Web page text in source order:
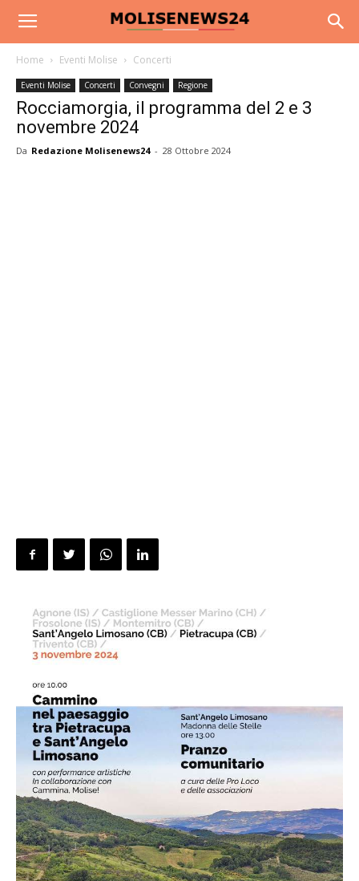
Home Eventi Molise Concerti
Eventi Molise Concerti Convegni Regione
Rocciamorgia, il programma del 2 e 3
novembre 2024
Da Redazione Molisenews24 - 28 Ottobre 2024